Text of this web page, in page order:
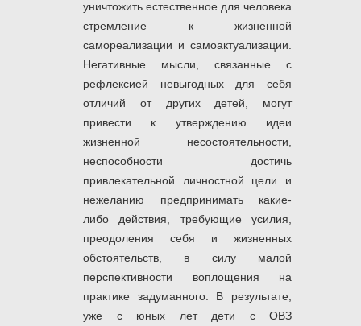
уничтожить естественное для человека
стремление к жизненной
самореализации и самоактуализации.
Негативные мысли, связанные с
рефлексией невыгодных для себя
отличий от других детей, могут
привести к утверждению идеи
жизненной несостоятельности,
неспособности достичь
привлекательной личностной цели и
нежеланию предпринимать какие-
либо действия, требующие усилия,
преодоления себя и жизненных
обстоятельств, в силу малой
перспективности воплощения на
практике задуманного. В результате,
уже с юных лет дети с ОВЗ